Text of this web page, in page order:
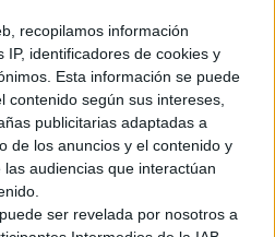
recopilamos información
IP, identificadores de cookies y
Esta información se puede
contenido según sus intereses,
publicitarias adaptadas a
de los anuncios y el contenido y
audiencias que interactúan
ser revelada por nosotros a
mayor bombazo de esta
Este peculiar spin off de
en el 1995 y ocurre en
que es aprovechada por las
real. No obstante,Jack, el